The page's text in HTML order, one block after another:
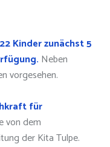
22 Kinder zunächst 5
Neben
vorgesehen.
für
von dem
der Kita Tulpe.